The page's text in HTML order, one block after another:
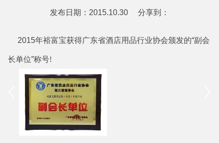
发布日期：2015.10.30 分享到：
2015年裕富宝获得广东省酒店用品行业协会颁发的“副会
长单位”称号!